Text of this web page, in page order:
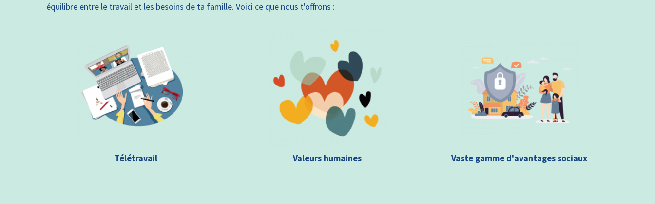
équilibre entre le travail et les besoins de ta famille. Voici ce que nous t'offrons :
Télétravail Valeurs humaines Vaste gamme d'avantages sociaux